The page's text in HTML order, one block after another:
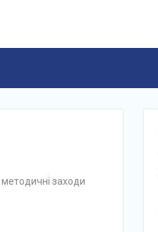
методичні заходи